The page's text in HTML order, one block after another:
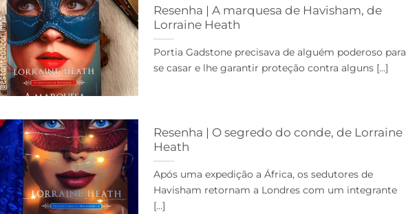
Resenha | A marquesa de Havisham, de
Lorraine Heath
Portia Gadstone precisava de alguém poderoso para
se casar e lhe garantir proteção contra alguns [...]
Resenha | O segredo do conde, de Lorraine
Heath
Após uma expedição a África, os sedutores de
Havisham retornam a Londres com um integrante
[...]